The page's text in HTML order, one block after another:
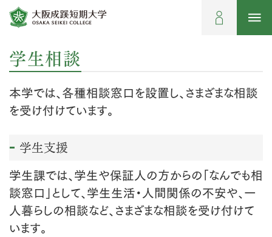
学生相談
本学では、各種相談窓口を設置し、さまざまな相談
を受け付けています。
学生支援
学生課では、学生や保証人の方からの「なんでも相
談窓口」として、学生生活・人間関係の不安や、一
人暮らしの相談など、さまざまな相談を受け付けて
います。